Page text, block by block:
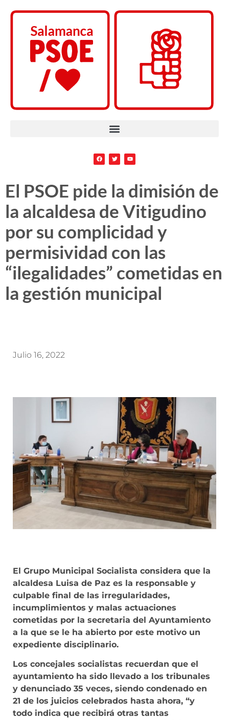
El PSOE pide la dimisión de
la alcaldesa de Vitigudino
por su complicidad y
permisividad con las
“ilegalidades” cometidas en
la gestión municipal
Julio 16, 2022
El Grupo Municipal Socialista considera que la
alcaldesa Luisa de Paz es la responsable y
culpable final de las irregularidades,
incumplimientos y malas actuaciones
cometidas por la secretaria del Ayuntamiento
a la que se le ha abierto por este motivo un
expediente disciplinario.
Los concejales socialistas recuerdan que el
ayuntamiento ha sido llevado a los tribunales
y denunciado 35 veces, siendo condenado en
21 de los juicios celebrados hasta ahora, “y
todo indica que recibirá otras tantas